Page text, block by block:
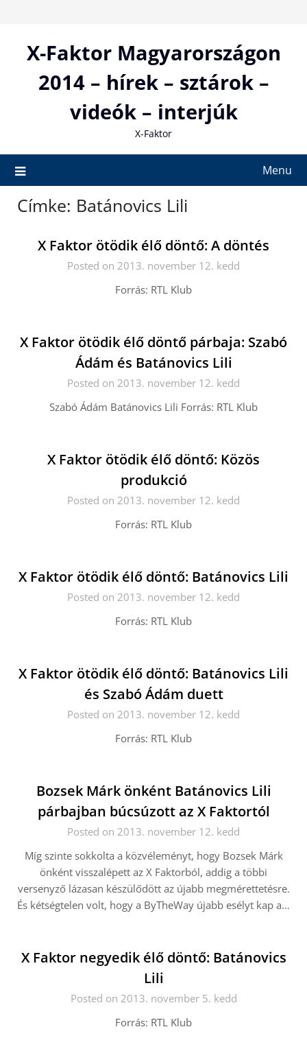
contentX-Faktor Magyarországon
2014 – hírek – sztárok –
videók – interjúk
X-Faktor
Menu
Címke: Batánovics Lili
X Faktor ötödik élő döntő: A döntés
Posted on 2013. november 12. kedd
Forrás: RTL Klub
X Faktor ötödik élő döntő párbaja: Szabó
Ádám és Batánovics Lili
Posted on 2013. november 12. kedd
Szabó Ádám Batánovics Lili Forrás: RTL Klub
X Faktor ötödik élő döntő: Közös
produkció
Posted on 2013. november 12. kedd
Forrás: RTL Klub
X Faktor ötödik élő döntő: Batánovics Lili
Posted on 2013. november 12. kedd
Forrás: RTL Klub
X Faktor ötödik élő döntő: Batánovics Lili
és Szabó Ádám duett
Posted on 2013. november 12. kedd
Forrás: RTL Klub
Bozsek Márk önként Batánovics Lili
párbajban búcsúzott az X Faktortól
Posted on 2013. november 12. kedd
Míg szinte sokkolta a közvéleményt, hogy Bozsek Márk
önként visszalépett az X Faktorból, addig a többi
versenyző lázasan készülődött az újabb megmérettetésre.
És kétségtelen volt, hogy a ByTheWay újabb esélyt kap a…
X Faktor negyedik élő döntő: Batánovics
Lili
Posted on 2013. november 5. kedd
Forrás: RTL Klub